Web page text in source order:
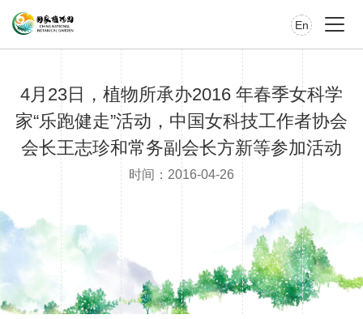
En
4月23日，植物所承办2016 年春季女科学
家“乐跑健走”活动，中国女科技工作者协会
会长王志珍和常务副会长方新等参加活动
时间：2016-04-26